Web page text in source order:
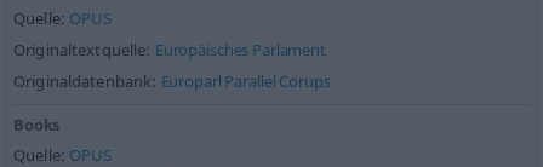
Quelle: OPUS
Originaltextquelle: Europäisches Parlament
Originaldatenbank: Europarl Parallel Corups
Books
Quelle: OPUS